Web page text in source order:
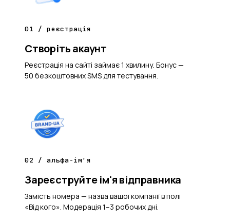
01 / реєстрація
Створіть акаунт
Реєстрація на сайті займає 1 хвилину. Бонус —
50 безкоштовних SMS для тестування.
02 / альфа-ім'я
Зареєструйте ім'я відправника
Замість номера — назва вашої компанії в полі
«Від кого». Модерація 1–3 робочих дні.